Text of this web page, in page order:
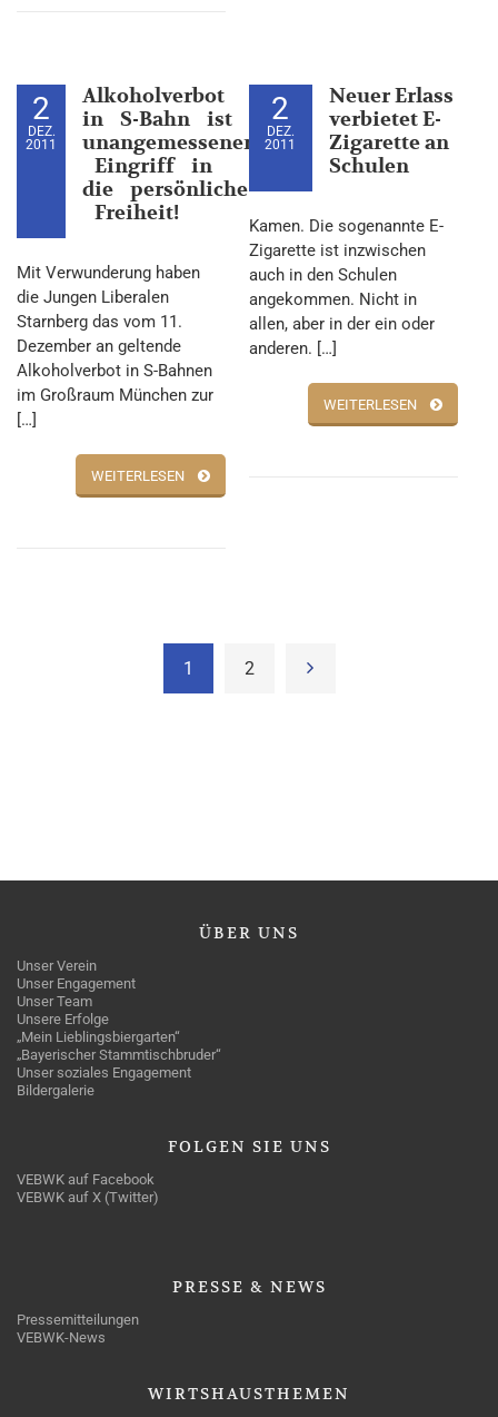
2
DEZ.
2011
Alkoholverbot
in S­-Bahn ist
unangemessener
Eingriff in
die persönliche
Freiheit!
Mit Verwunderung haben
die Jungen Liberalen
Starnberg das vom 11.
Dezember an geltende
Alkoholverbot in S-Bahnen
im Großraum München zur
[…]
WEITERLESEN
2
DEZ.
2011
Neuer Erlass
verbietet E-
Zigarette an
Schulen
Kamen. Die sogenannte E-
Zigarette ist inzwischen
auch in den Schulen
angekommen. Nicht in
allen, aber in der ein oder
anderen. […]
WEITERLESEN
1 2
ÜBER UNS
Unser Verein
Unser Engagement
Unser Team
Unsere Erfolge
„Mein Lieblingsbiergarten“
„Bayerischer Stammtischbruder“
Unser soziales Engagement
Bildergalerie
FOLGEN SIE UNS
VEBWK auf Facebook
VEBWK auf X (Twitter)
PRESSE & NEWS
Pressemitteilungen
VEBWK-News
WIRTSHAUSTHEMEN